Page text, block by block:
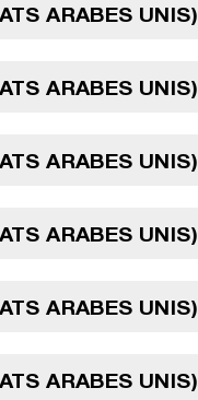
ARABES UNIS)
ARABES UNIS)
ARABES UNIS)
ARABES UNIS)
ARABES UNIS)
ARABES UNIS)